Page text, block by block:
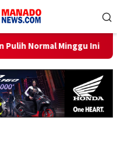
Sambut HUT RI ke-81,